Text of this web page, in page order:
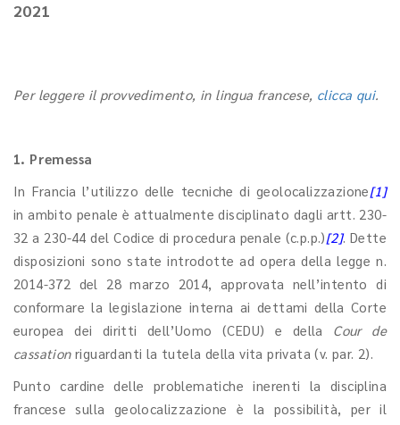
2021
Per leggere il provvedimento, in lingua francese, clicca qui.
1. Premessa
In Francia l’utilizzo delle tecniche di geolocalizzazione[1]
in ambito penale è attualmente disciplinato dagli artt. 230-
32 a 230-44 del Codice di procedura penale (c.p.p.)[2]. Dette
disposizioni sono state introdotte ad opera della legge n.
2014-372 del 28 marzo 2014, approvata nell’intento di
conformare la legislazione interna ai dettami della Corte
europea dei diritti dell’Uomo (CEDU) e della Cour de
cassationriguardanti la tutela della vita privata (v. par. 2).
Punto cardine delle problematiche inerenti la disciplina
francese sulla geolocalizzazione è la possibilità, per il